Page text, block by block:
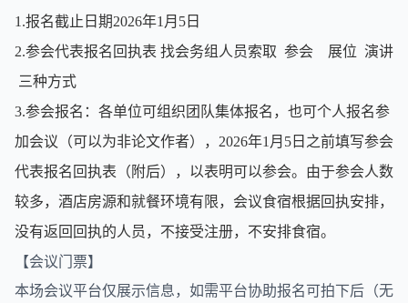
1.报名截止日期2026年1月5日
2.参会代表报名回执表 找会务组人员索取 参会 展位 演讲
三种方式
3.参会报名：各单位可组织团队集体报名，也可个人报名参
加会议（可以为非论文作者），2026年1月5日之前填写参会
代表报名回执表（附后），以表明可以参会。由于参会人数
较多，酒店房源和就餐环境有限，会议食宿根据回执安排，
没有返回回执的人员，不接受注册，不安排食宿。
【会议门票】
本场会议平台仅展示信息，如需平台协助报名可拍下后（无